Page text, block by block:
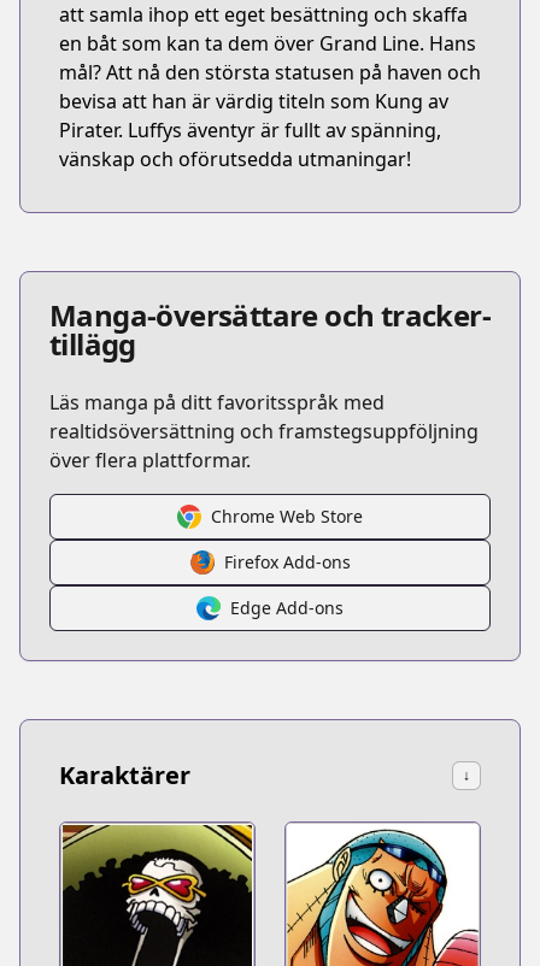
att samla ihop ett eget besättning och skaffa
en båt som kan ta dem över Grand Line. Hans
mål? Att nå den största statusen på haven och
bevisa att han är värdig titeln som Kung av
Pirater. Luffys äventyr är fullt av spänning,
vänskap och oförutsedda utmaningar!
Manga-översättare och tracker-
tillägg
Läs manga på ditt favoritsspråk med
realtidsöversättning och framstegsuppföljning
över flera plattformar.
Chrome Web Store
Firefox Add-ons
Edge Add-ons
Karaktärer ↓